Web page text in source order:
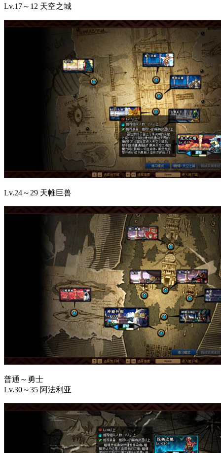
Lv.17～12 天空之城
Lv.24～29 天帷巨兽
普通～勇士
Lv.30～35 阿法利亚